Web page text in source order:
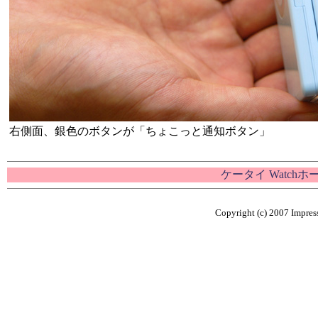
右側面、銀色のボタンが「ちょこっと通知ボタン」
ケータイ Watchホ
Copyright (c) 2007